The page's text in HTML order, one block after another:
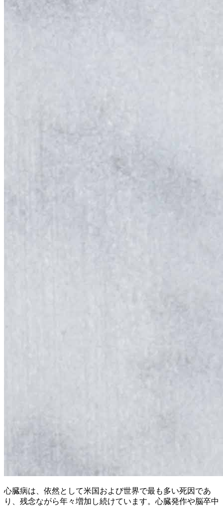
心臓病は、依然として米国および世界で最も多い死因であ
り、残念ながら年々増加し続けています。心臓発作や脳卒中